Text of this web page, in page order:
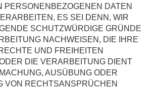
PERSONENBEZOGENEN DATEN
ES SEI DENN, WIR
SCHUTZWÜRDIGE GRÜNDE
NACHWEISEN, DIE IHRE
UND FREIHEITEN
DIE VERARBEITUNG DIENT
AUSÜBUNG ODER
VON RECHTSANSPRÜCHEN